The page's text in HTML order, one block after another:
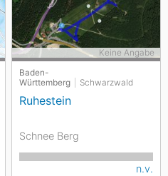
Baden-
Württemberg
Schwarzwald
Ruhestein
Keine Angabe
Schnee Berg
n.v.